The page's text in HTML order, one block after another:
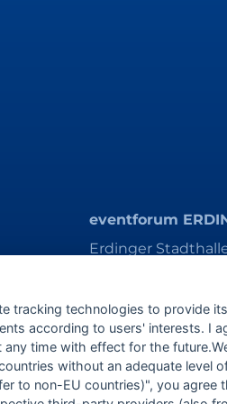
eventforum
Erdinger
85435 Erding
tracking technologies to provide
according to users' interests. I
time with effect for the
without an adequate level
to non-EU countries)", you agree